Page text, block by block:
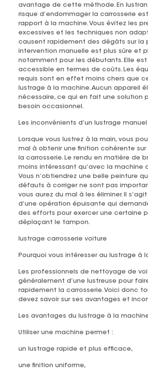
avantage de cette méthode. En
risque d’endommager la carrosserie
rapport à la machine. Vous évitez les
excessives et les techniques non
causent rapidement des dégâts sur la
intervention manuelle est plus sûre et
notamment pour les débutants. Elle est
accessible en termes de coûts. Les
requis sont en effet moins chers que
lustrage à la machine. Aucun appareil
nécessaire, ce qui en fait une solution
besoin occasionnel.
Les inconvénients d’un lustrage manuel
Lorsque vous lustrez à la main, vous
mal à obtenir une finition cohérente sur
la carrosserie. Le rendu en matière de
moins intéressant qu’avec la machine
Vous n’obtiendrez une belle peinture
défauts à corriger ne sont pas
vous aurez du mal à les éliminer. Il
d’une opération épuisante qui
des efforts pour exercer une certaine
déplaçant le tampon.
lustrage carrosserie voiture
Pourquoi vous intéresser au lustrage à
Les professionnels de nettoyage de
généralement d’une lustreuse pour
rapidement la carrosserie. Voici donc
devez savoir sur ses avantages et
Les avantages du lustrage à la
Utiliser une machine permet :
un lustrage rapide et plus efficace,
une finition uniforme,